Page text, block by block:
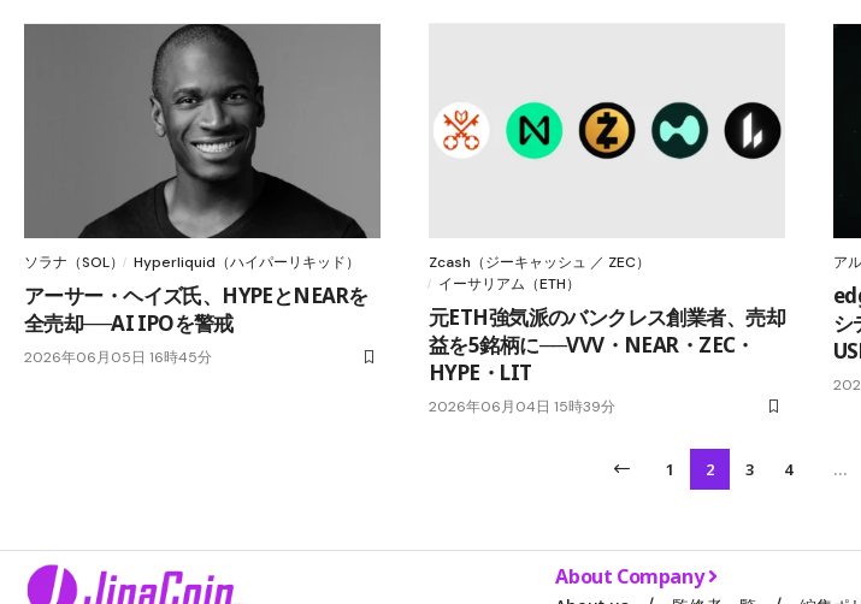
ソラナ（SOL） Hyperliquid（ハイパーリキッド）
アーサー・ヘイズ氏、HYPEとNEARを
全売却──AI IPOを警戒
2026年06月05日 16時45分
Zcash（ジーキャッシュ ／ ZEC）
イーサリアム（ETH）
元ETH強気派のバンクレス創業者、売却
益を5銘柄に──VVV・NEAR・ZEC・
HYPE・LIT
2026年06月04日 15時39分
ア
シ
1 2 3 4 …
About Company